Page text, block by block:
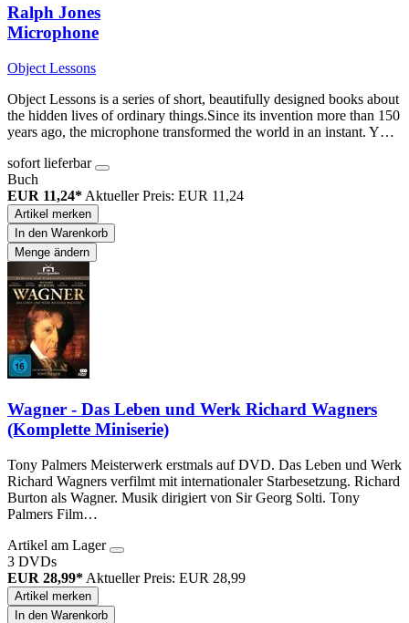
Ralph Jones
Microphone
Object Lessons
Object Lessons is a series of short, beautifully designed books about
the hidden lives of ordinary things.Since its invention more than 150
years ago, the microphone transformed the world in an instant. Y…
sofort lieferbar
Buch
EUR 11,24* Aktueller Preis: EUR 11,24
Artikel merken
In den Warenkorb
Menge ändern
Wagner - Das Leben und Werk Richard Wagners
(Komplette Miniserie)
Tony Palmers Meisterwerk erstmals auf DVD. Das Leben und Werk
Richard Wagners verfilmt mit internationaler Starbesetzung. Richard
Burton als Wagner. Musik dirigiert von Sir Georg Solti. Tony
Palmers Film…
Artikel am Lager
3 DVDs
EUR 28,99* Aktueller Preis: EUR 28,99
Artikel merken
In den Warenkorb